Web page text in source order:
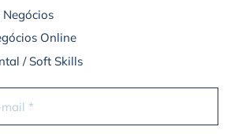
Online
/ Soft Skills